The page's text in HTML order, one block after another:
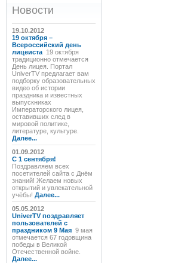
Новости
19.10.2012
19 октября –
Всероссийский день
лицеиста 19 октября
традиционно отмечается
День лицея. Портал
UniverTV предлагает вам
подборку образовательных
видео об истории
праздника и известных
выпускниках
Императорского лицея,
оставивших след в
мировой политике,
литературе, культуре.
Далее...
01.09.2012
C 1 сентября!
Поздравляем всех
посетителей сайта с Днём
знаний! Желаем новых
открытий и увлекательной
учёбы! Далее...
05.05.2012
UniverTV поздравляет
пользователей с
праздником 9 Мая 9 мая
отмечается 67 годовщина
победы в Великой
Отечественной войне.
Далее...